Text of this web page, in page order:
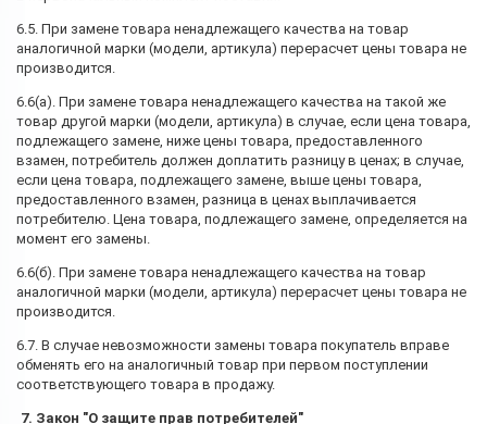
6.5. При замене товара ненадлежащего качества на товар
аналогичной марки (модели, артикула) перерасчет цены товара не
производится.
6.6(а). При замене товара ненадлежащего качества на такой же
товар другой марки (модели, артикула) в случае, если цена товара,
подлежащего замене, ниже цены товара, предоставленного
взамен, потребитель должен доплатить разницу в ценах; в случае,
если цена товара, подлежащего замене, выше цены товара,
предоставленного взамен, разница в ценах выплачивается
потребителю. Цена товара, подлежащего замене, определяется на
момент его замены.
6.6(б). При замене товара ненадлежащего качества на товар
аналогичной марки (модели, артикула) перерасчет цены товара не
производится.
6.7. В случае невозможности замены товара покупатель вправе
обменять его на аналогичный товар при первом поступлении
соответствующего товара в продажу.
7. Закон "О защите прав потребителей"